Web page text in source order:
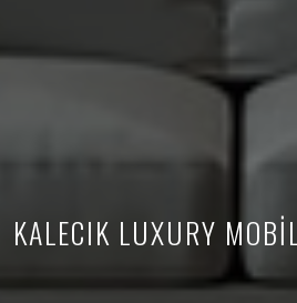
KALECIK LUXURY